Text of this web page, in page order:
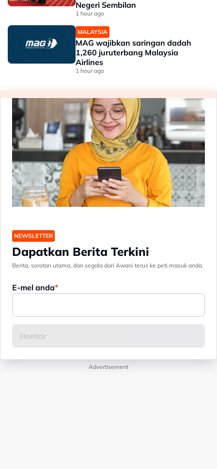
Negeri Sembilan
1 hour ago
MALAYSIA
MAG wajibkan saringan dadah
1,260 juruterbang Malaysia
Airlines
1 hour ago
NEWSLETTER
Dapatkan Berita Terkini
Berita, sorotan utama, dan segala dari Awani terus ke peti masuk anda.
E-mel anda
Advertisement